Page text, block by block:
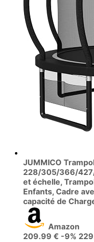
JUMMICO
228/305/366/
et échelle,
Enfants, Cadre
capacité de
Amazon
209.99 € -9%